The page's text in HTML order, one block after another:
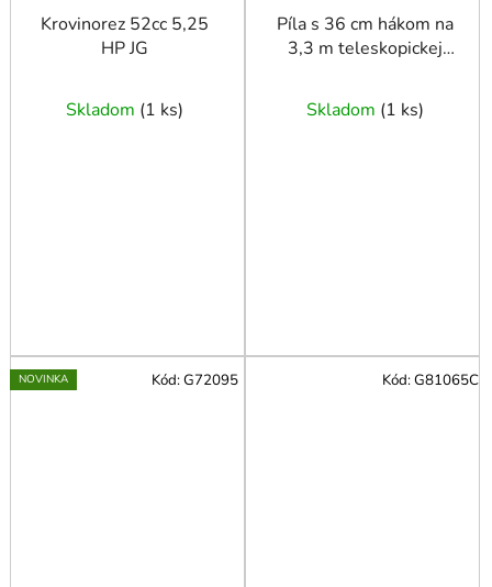
Krovinorez 52cc 5,25
HP JG
Skladom (1 ks)
Píla s 36 cm hákom na
3,3 m teleskopickej
Skladom (1 ks)
NOVINKA Kód:G72095 Kód:G81065C